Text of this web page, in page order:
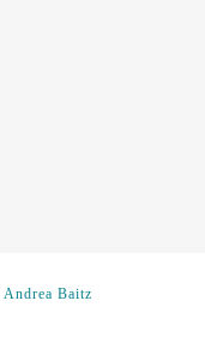
Andrea Baitz